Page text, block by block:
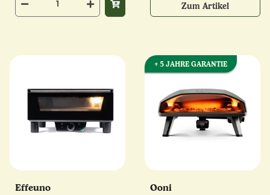
Zum Artikel
Effeuno
+ 5 JAHRE GARANTIE
Ooni